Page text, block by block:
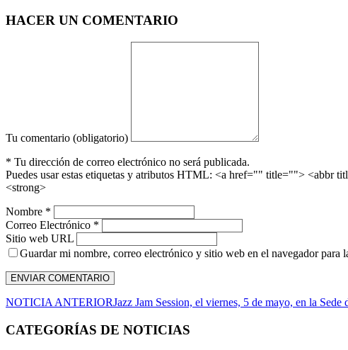
HACER UN COMENTARIO
Tu comentario (obligatorio)
* Tu dirección de correo electrónico no será publicada.
Puedes usar estas etiquetas y atributos HTML: <a href="" title=""> <abbr
<strong>
Nombre *
Correo Electrónico *
Sitio web URL
Guardar mi nombre, correo electrónico y sitio web en el navegador para
NOTICIA ANTERIORJazz Jam Session, el viernes, 5 de mayo, en la Sede
CATEGORÍAS DE NOTICIAS